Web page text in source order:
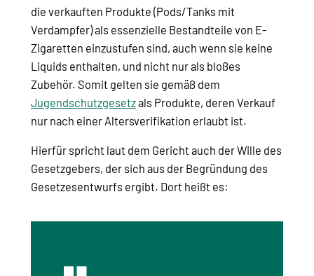
die verkauften Produkte (Pods/Tanks mit
Verdampfer) als essenzielle Bestandteile von E-
Zigaretten einzustufen sind, auch wenn sie keine
Liquids enthalten, und nicht nur als bloßes
Zubehör. Somit gelten sie gemäß dem
Jugendschutzgesetzals Produkte, deren Verkauf
nur nach einer Altersverifikation erlaubt ist.
Hierfür spricht laut dem Gericht auch der Wille des
Gesetzgebers, der sich aus der Begründung des
Gesetzesentwurfs ergibt. Dort heißt es: